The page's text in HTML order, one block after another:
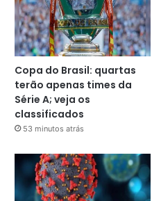
Copa do Brasil: quartas
terão apenas times da
Série A; veja os
classificados
53 minutos atrás